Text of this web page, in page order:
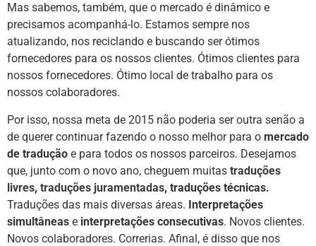
Mas sabemos, também, que o mercado é dinâmico e
precisamos acompanhá-lo. Estamos sempre nos
atualizando, nos reciclando e buscando ser ótimos
fornecedores para os nossos clientes. Ótimos clientes para
nossos fornecedores. Ótimo local de trabalho para os
nossos colaboradores.
Por isso, nossa meta de 2015 não poderia ser outra senão a
de querer continuar fazendo o nosso melhor para o mercado
de tradução e para todos os nossos parceiros. Desejamos
que, junto com o novo ano, cheguem muitas traduções
livres, traduções juramentadas, traduções técnicas.
Traduções das mais diversas áreas. Interpretações
simultâneas e interpretações consecutivas. Novos clientes.
Novos colaboradores. Correrias. Afinal, é disso que nos